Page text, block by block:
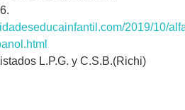
2019/10/
L.P.G. y C.S.B.(Richi)